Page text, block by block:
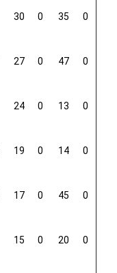
30 0 35 0
27 0 47 0
24 0 13 0
19 0 14 0
17 0 45 0
15 0 20 0